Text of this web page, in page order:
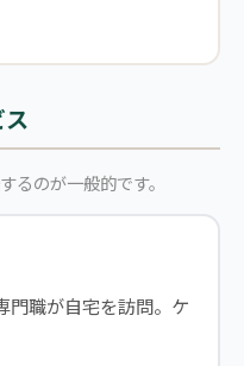
るのが一般的です。
門職が自宅を訪問。ケ